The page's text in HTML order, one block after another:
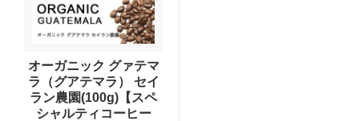
オーガニック グァテマ
ラ（グアテマラ） セイ
ラン農園(100g)【スペ
シャルティコーヒー